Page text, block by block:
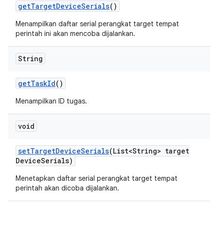
getTargetDeviceSerials()
Menampilkan daftar serial perangkat target tempat
perintah ini akan mencoba dijalankan.
String
getTaskId()
Menampilkan ID tugas.
void
setTargetDeviceSerials(List<String> target
DeviceSerials)
Menetapkan daftar serial perangkat target tempat
perintah akan dicoba dijalankan.